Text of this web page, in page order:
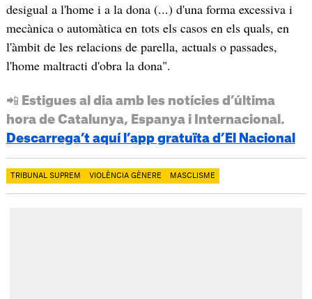
desigual a l'home i a la dona (...) d'una forma excessiva i
mecànica o automàtica en tots els casos en els quals, en
l'àmbit de les relacions de parella, actuals o passades,
l'home maltracti d'obra la dona".
📲 Estigues al dia amb les notícies d’última
hora de Catalunya, Espanya i Internacional.
Descarrega’t aquí l’app gratuïta d’El Nacional
TRIBUNAL SUPREM VIOLÈNCIA GÈNERE MASCLISME